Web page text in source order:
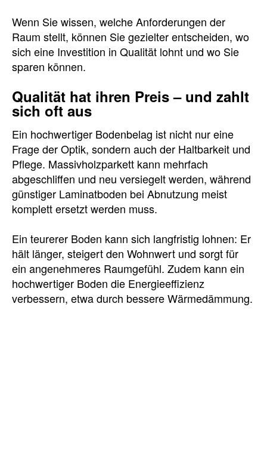
Wenn Sie wissen, welche Anforderungen der
Raum stellt, können Sie gezielter entscheiden, wo
sich eine Investition in Qualität lohnt und wo Sie
sparen können.
Qualität hat ihren Preis – und zahlt
sich oft aus
Ein hochwertiger Bodenbelag ist nicht nur eine
Frage der Optik, sondern auch der Haltbarkeit und
Pflege. Massivholzparkett kann mehrfach
abgeschliffen und neu versiegelt werden, während
günstiger Laminatboden bei Abnutzung meist
komplett ersetzt werden muss.
Ein teurerer Boden kann sich langfristig lohnen: Er
hält länger, steigert den Wohnwert und sorgt für
ein angenehmeres Raumgefühl. Zudem kann ein
hochwertiger Boden die Energieeffizienz
verbessern, etwa durch bessere Wärmedämmung.